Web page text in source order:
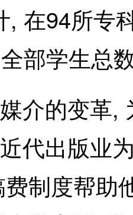
, 在94所专
部学生总
介的变革,
代出版业
制度帮助